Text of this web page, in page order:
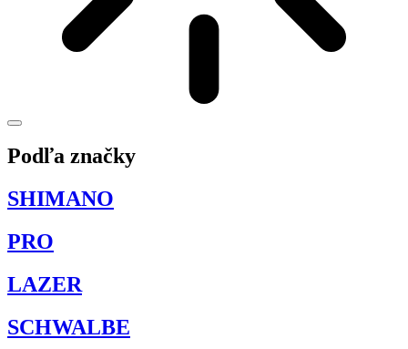
Podľa značky
SHIMANO
PRO
LAZER
SCHWALBE